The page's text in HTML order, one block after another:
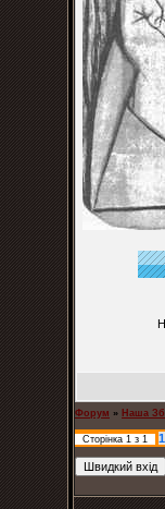
Форум » Наша
Сторінка 1 з 1
1